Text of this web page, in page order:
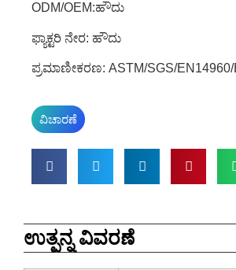
ODM/OEM:ಹೌದು
ಫ್ಯಾಕ್ಟರಿ ನೇರ: ಹೌದು
ಪ್ರಮಾಣೀಕರಣ: ASTM/SGS/EN14960/
ವಿಚಾರಣೆ
ಉತ್ಪನ್ನ ವಿವರಣೆ